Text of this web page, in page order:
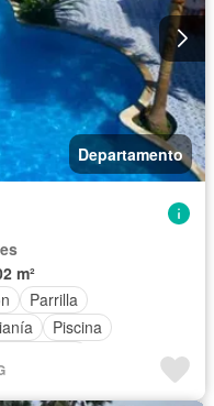
Departamento
m²
Parrilla
Piscina